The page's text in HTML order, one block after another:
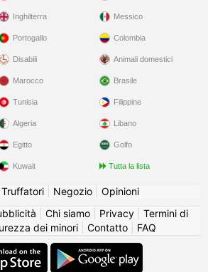
Inghilterra
Portogallo
Disabili
Messico
Colombia
Animali domestici
Marocco
Tunisia
Algeria
Egitto
Kuwait
Brasile
Filippine
Libano
Golfo
Tutta la lista
Truffatori| Negozio| Opinioni
Chi siamo| Privacy| Termini di
dei minori| Contatto| FAQ